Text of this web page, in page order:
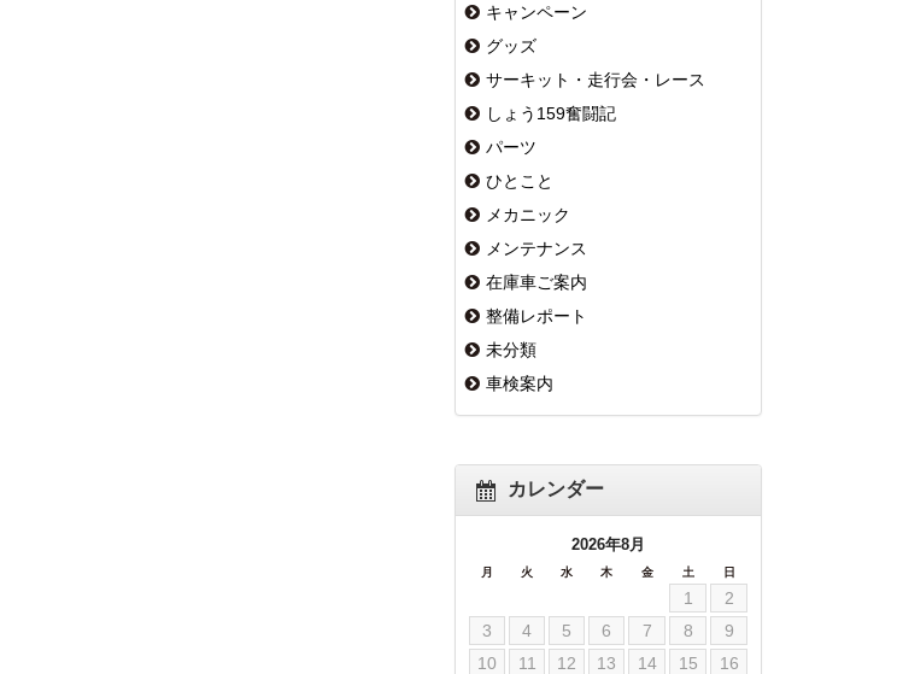
キャンペーン
グッズ
サーキット・走行会・レース
しょう159奮闘記
パーツ
ひとこと
メカニック
メンテナンス
在庫車ご案内
整備レポート
未分類
車検案内
カレンダー
2026年8月
月 火 水 木 金 土 日
1
2
3
4 5 6 7 8
9
10
11 12 13 14 15
16